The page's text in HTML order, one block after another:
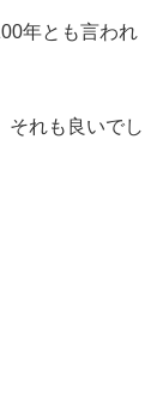
年とも言われ
それも良いでし